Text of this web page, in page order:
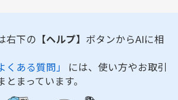
右下の 【ヘルプ】 ボタンからAIに相
くある質問」 には、使い方やお取引
まっています。